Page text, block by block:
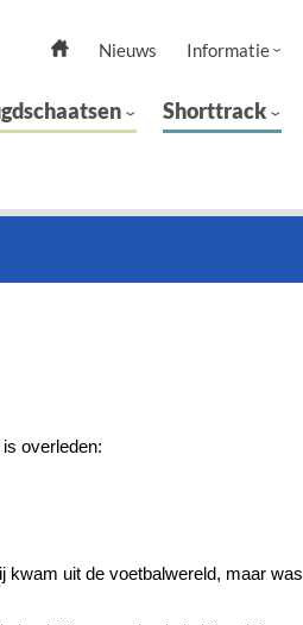
Nieuws Informatie
Shorttrack
overleden:
kwam uit de voetbalwereld, maar was